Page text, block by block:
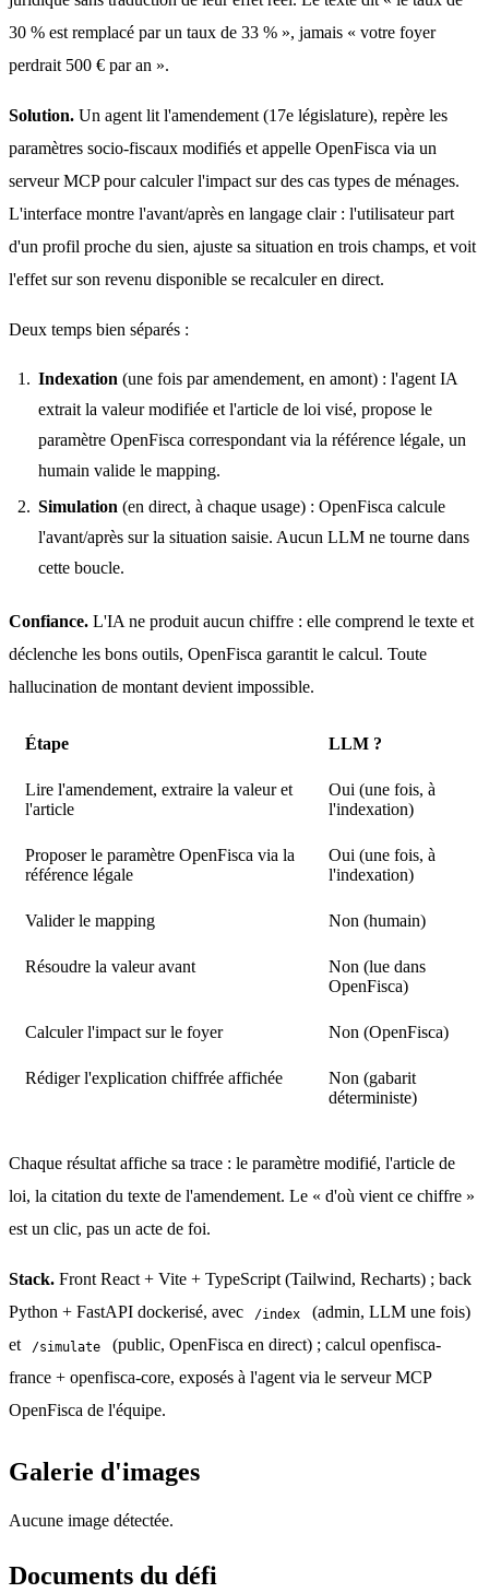
30 % est remplacé par un taux de 33 % », jamais « votre foyer
perdrait 500 € par an ».
Solution. Un agent lit l'amendement (17e législature), repère les
paramètres socio-fiscaux modifiés et appelle OpenFisca via un
serveur MCP pour calculer l'impact sur des cas types de ménages.
L'interface montre l'avant/après en langage clair : l'utilisateur part
d'un profil proche du sien, ajuste sa situation en trois champs, et voit
l'effet sur son revenu disponible se recalculer en direct.
Deux temps bien séparés :
Indexation (une fois par amendement, en amont) : l'agent IA
extrait la valeur modifiée et l'article de loi visé, propose le
paramètre OpenFisca correspondant via la référence légale, un
humain valide le mapping.
Simulation (en direct, à chaque usage) : OpenFisca calcule
l'avant/après sur la situation saisie. Aucun LLM ne tourne dans
cette boucle.
Confiance. L'IA ne produit aucun chiffre : elle comprend le texte et
déclenche les bons outils, OpenFisca garantit le calcul. Toute
hallucination de montant devient impossible.
Étape LLM ?
Lire l'amendement, extraire la valeur et
l'article
Oui (une fois, à
l'indexation)
Proposer le paramètre OpenFisca via la
référence légale
Oui (une fois, à
l'indexation)
Valider le mapping Non (humain)
Résoudre la valeur avant
Non (lue dans
OpenFisca)
Calculer l'impact sur le foyer Non (OpenFisca)
Rédiger l'explication chiffrée affichée
Non (gabarit
déterministe)
Chaque résultat affiche sa trace : le paramètre modifié, l'article de
loi, la citation du texte de l'amendement. Le « d'où vient ce chiffre »
est un clic, pas un acte de foi.
Stack. Front React + Vite + TypeScript (Tailwind, Recharts) ; back
Python + FastAPI dockerisé, avec
/index
(admin, LLM une fois)
et
/simulate
(public, OpenFisca en direct) ; calcul openfisca-
france + openfisca-core, exposés à l'agent via le serveur MCP
OpenFisca de l'équipe.
Galerie d'images
Aucune image détectée.
Documents du défi